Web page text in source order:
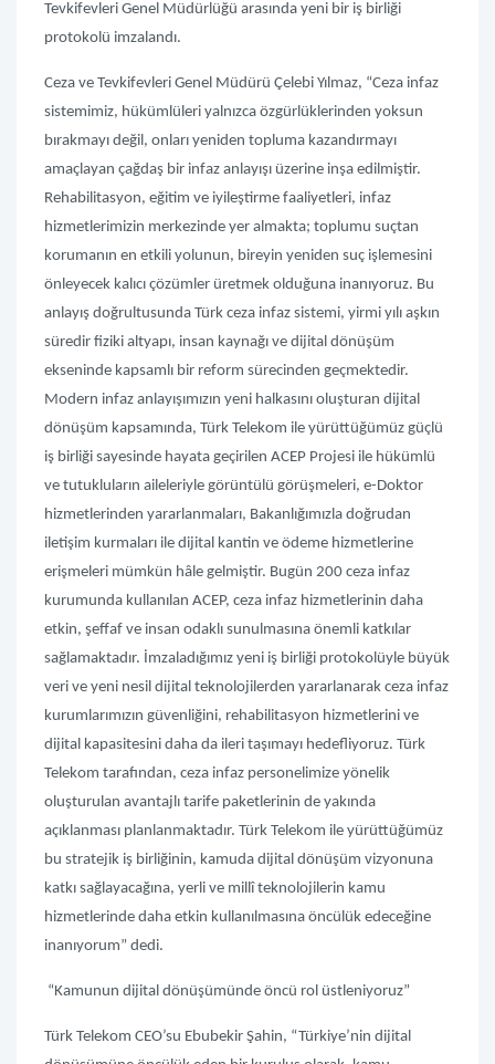
Tevkifevleri Genel Müdürlüğü arasında yeni bir iş birliği
protokolü imzalandı.
Ceza ve Tevkifevleri Genel Müdürü Çelebi Yılmaz, “Ceza infaz
sistemimiz, hükümlüleri yalnızca özgürlüklerinden yoksun
bırakmayı değil, onları yeniden topluma kazandırmayı
amaçlayan çağdaş bir infaz anlayışı üzerine inşa edilmiştir.
Rehabilitasyon, eğitim ve iyileştirme faaliyetleri, infaz
hizmetlerimizin merkezinde yer almakta; toplumu suçtan
korumanın en etkili yolunun, bireyin yeniden suç işlemesini
önleyecek kalıcı çözümler üretmek olduğuna inanıyoruz. Bu
anlayış doğrultusunda Türk ceza infaz sistemi, yirmi yılı aşkın
süredir fiziki altyapı, insan kaynağı ve dijital dönüşüm
ekseninde kapsamlı bir reform sürecinden geçmektedir.
Modern infaz anlayışımızın yeni halkasını oluşturan dijital
dönüşüm kapsamında, Türk Telekom ile yürüttüğümüz güçlü
iş birliği sayesinde hayata geçirilen ACEP Projesi ile hükümlü
ve tutukluların aileleriyle görüntülü görüşmeleri, e-Doktor
hizmetlerinden yararlanmaları, Bakanlığımızla doğrudan
iletişim kurmaları ile dijital kantin ve ödeme hizmetlerine
erişmeleri mümkün hâle gelmiştir. Bugün 200 ceza infaz
kurumunda kullanılan ACEP, ceza infaz hizmetlerinin daha
etkin, şeffaf ve insan odaklı sunulmasına önemli katkılar
sağlamaktadır. İmzaladığımız yeni iş birliği protokolüyle büyük
veri ve yeni nesil dijital teknolojilerden yararlanarak ceza infaz
kurumlarımızın güvenliğini, rehabilitasyon hizmetlerini ve
dijital kapasitesini daha da ileri taşımayı hedefliyoruz. Türk
Telekom tarafından, ceza infaz personelimize yönelik
oluşturulan avantajlı tarife paketlerinin de yakında
açıklanması planlanmaktadır. Türk Telekom ile yürüttüğümüz
bu stratejik iş birliğinin, kamuda dijital dönüşüm vizyonuna
katkı sağlayacağına, yerli ve millî teknolojilerin kamu
hizmetlerinde daha etkin kullanılmasına öncülük edeceğine
inanıyorum” dedi.
“Kamunun dijital dönüşümünde öncü rol üstleniyoruz”
Türk Telekom CEO’su Ebubekir Şahin, “Türkiye’nin dijital